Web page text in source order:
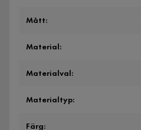
Mått:
Material:
Materialval:
Materialtyp:
Färg: